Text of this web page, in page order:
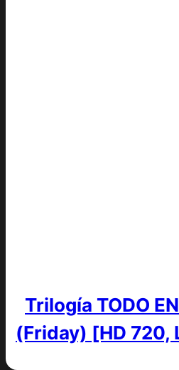
Trilogía TODO
(Friday) [HD 720,